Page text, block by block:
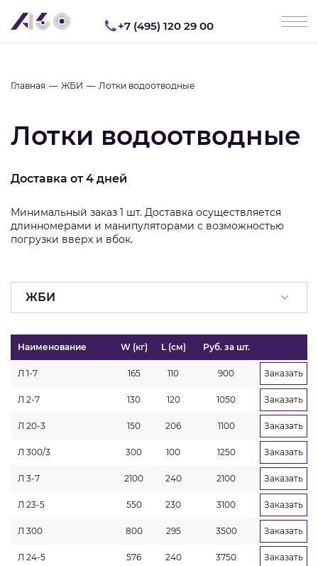
+7 (495) 120 29 00
Главная ЖБИ Лотки водоотводные
Лотки водоотводные
Доставка от 4 дней
Минимальный заказ 1 шт. Доставка осуществляется
длинномерами и манипуляторами с возможностью
погрузки вверх и вбок.
ЖБИ
Наименование W (кг) L (см) Руб. за шт.
Л 1-7 165 110 900 Заказать
Л 2-7 130 120 1050 Заказать
Л 20-3 150 206 1100 Заказать
Л 300/3 300 100 1250 Заказать
Л 3-7 2100 240 2100 Заказать
Л 23-5 550 230 3100 Заказать
Л 300 800 295 3500 Заказать
Л 24-5 576 240 3750 Заказать